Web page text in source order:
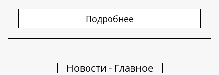
Подробнее
Новости - Главное